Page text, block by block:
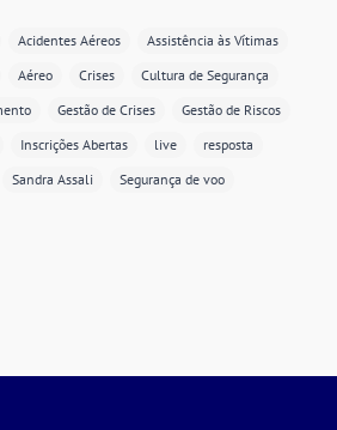
Acidentes Aéreos
Assistência às Vítimas
Aéreo Crises
Cultura de Segurança
Gestão de Crises
Gestão de Riscos
Inscrições Abertas live
resposta
Sandra Assali Segurança de voo